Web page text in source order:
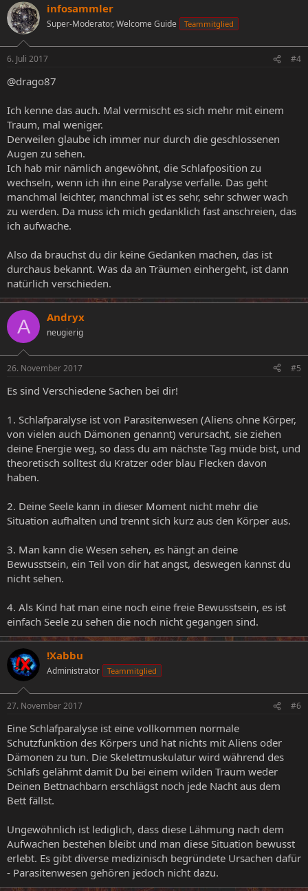
infosammler
Super-Moderator, Welcome Guide Teammitglied
6. Juli 2017 #4
@drago87
Ich kenne das auch. Mal vermischt es sich mehr mit einem
Traum, mal weniger.
Derweilen glaube ich immer nur durch die geschlossenen
Augen zu sehen.
Ich hab mir nämlich angewöhnt, die Schlafposition zu
wechseln, wenn ich ihn eine Paralyse verfalle. Das geht
manchmal leichter, manchmal ist es sehr, sehr schwer wach
zu werden. Da muss ich mich gedanklich fast anschreien, das
ich aufwache.
Also da brauchst du dir keine Gedanken machen, das ist
durchaus bekannt. Was da an Träumen einhergeht, ist dann
natürlich verschieden.
A Andryx
neugierig
26. November 2017 #5
Es sind Verschiedene Sachen bei dir!
1. Schlafparalyse ist von Parasitenwesen (Aliens ohne Körper,
von vielen auch Dämonen genannt) verursacht, sie ziehen
deine Energie weg, so dass du am nächste Tag müde bist, und
theoretisch solltest du Kratzer oder blau Flecken davon
haben.
2. Deine Seele kann in dieser Moment nicht mehr die
Situation aufhalten und trennt sich kurz aus den Körper aus.
3. Man kann die Wesen sehen, es hängt an deine
Bewusstsein, ein Teil von dir hat angst, deswegen kannst du
nicht sehen.
4. Als Kind hat man eine noch eine freie Bewusstsein, es ist
einfach Seele zu sehen die noch nicht gegangen sind.
!Xabbu
Administrator Teammitglied
27. November 2017 #6
Eine Schlafparalyse ist eine vollkommen normale
Schutzfunktion des Körpers und hat nichts mit Aliens oder
Dämonen zu tun. Die Skelettmuskulatur wird während des
Schlafs gelähmt damit Du bei einem wilden Traum weder
Deinen Bettnachbarn erschlägst noch jede Nacht aus dem
Bett fällst.
Ungewöhnlich ist lediglich, dass diese Lähmung nach dem
Aufwachen bestehen bleibt und man diese Situation bewusst
erlebt. Es gibt diverse medizinisch begründete Ursachen dafür
- Parasitenwesen gehören jedoch nicht dazu.